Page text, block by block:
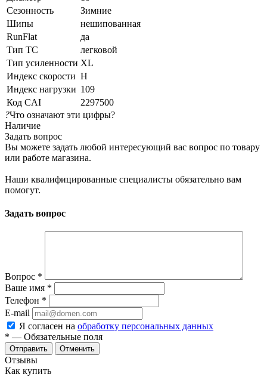
Сезонность
Зимние
Шипы
нешипованная
RunFlat
да
Тип ТС
легковой
Тип усиленности XL
Индекс скорости H
Индекс нагрузки 109
Код CAI
2297500
?Что означают эти цифры?
Наличие
Задать вопрос
Вы можете задать любой интересующий вас вопрос по товару
или работе магазина.
Наши квалифицированные специалисты обязательно вам
помогут.
Задать вопрос
Вопрос *
Ваше имя *
Телефон *
E-mail
Я согласен на обработку персональных данных
* — Обязательные поля
Отменить
Отзывы
Как купить